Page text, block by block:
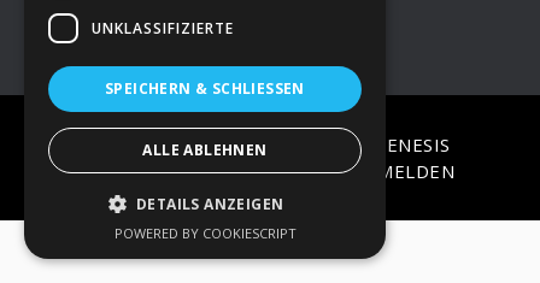
COPYRIGHT © 2026 · ON
GENESIS
FRAMEWORK·WORDPRESS·ANMELDEN
UNKLASSIFIZIERTE
SPEICHERN & SCHLIESSEN
ALLE ABLEHNEN
DETAILS ANZEIGEN
POWERED BY COOKIESCRIPT